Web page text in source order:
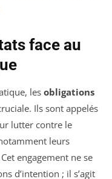
face au
les obligations
Ils sont appelés
lutter contre le
leurs
Cet engagement ne se
d’intention ; il s’agit